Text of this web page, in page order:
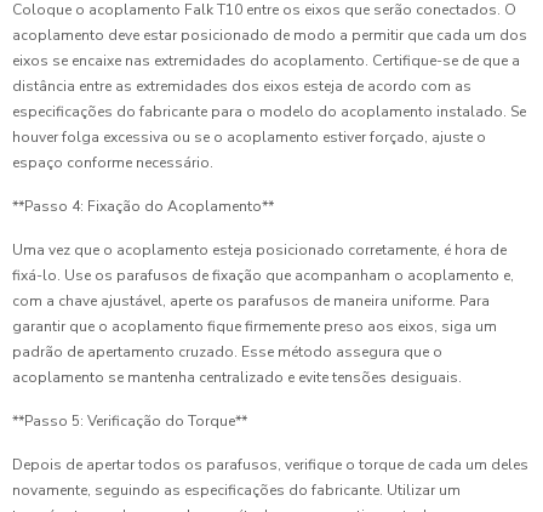
Coloque o acoplamento Falk T10 entre os eixos que serão conectados. O
acoplamento deve estar posicionado de modo a permitir que cada um dos
eixos se encaixe nas extremidades do acoplamento. Certifique-se de que a
distância entre as extremidades dos eixos esteja de acordo com as
especificações do fabricante para o modelo do acoplamento instalado. Se
houver folga excessiva ou se o acoplamento estiver forçado, ajuste o
espaço conforme necessário.
**Passo 4: Fixação do Acoplamento**
Uma vez que o acoplamento esteja posicionado corretamente, é hora de
fixá-lo. Use os parafusos de fixação que acompanham o acoplamento e,
com a chave ajustável, aperte os parafusos de maneira uniforme. Para
garantir que o acoplamento fique firmemente preso aos eixos, siga um
padrão de apertamento cruzado. Esse método assegura que o
acoplamento se mantenha centralizado e evite tensões desiguais.
**Passo 5: Verificação do Torque**
Depois de apertar todos os parafusos, verifique o torque de cada um deles
novamente, seguindo as especificações do fabricante. Utilizar um